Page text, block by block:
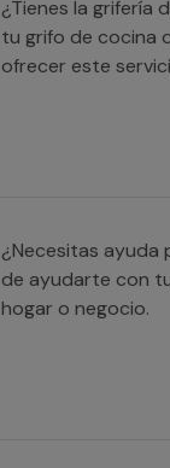
¿Tienes la grifería
tu grifo de cocina
ofrecer este
¿Necesitas ayuda
de ayudarte con
hogar o negocio.